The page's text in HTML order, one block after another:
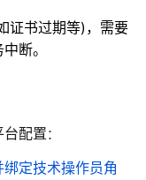
证书过期等)，需要
断。
配置：
定技术操作员角